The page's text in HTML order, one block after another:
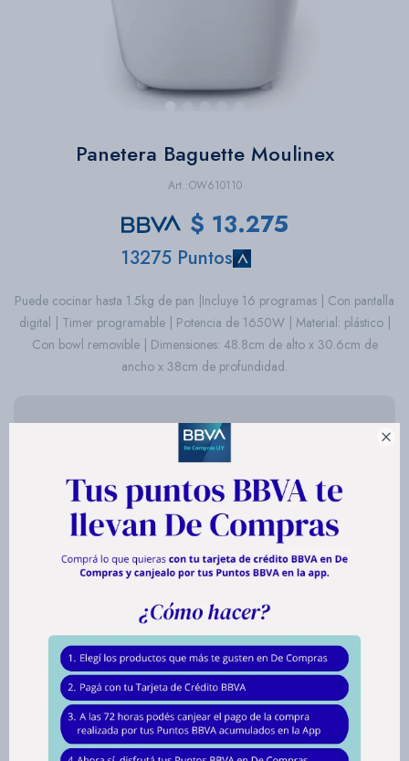

Panetera Baguette Moulinex
OW610110
$ 13.275
13275 Puntos
Puede cocinar hasta 1.5kg de pan |Incluye 16 programas | Con pantalla
digital | Timer programable | Potencia de 1650W | Material: plástico |
Con bowl removible | Dimensiones: 48.8cm de alto x 30.6cm de
ancho x 38cm de profundidad.
12 cuotas de
hasta en 12 cuotas de $ 1.106
Envíos
Medios de pago
Productos que te pueden interesar